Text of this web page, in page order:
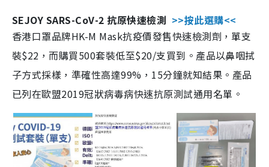
SEJOY SARS-CoV-2 抗原快速檢測 >>按此選購<<
香港口罩品牌HK-M Mask抗疫價發售快速檢測劑，單支
裝$22，而購買500套裝低至$20/支買到。產品以鼻咽拭
子方式採樣，準確性高達99%，15分鐘就知結果。產品
已列在歐盟2019冠狀病毒病快速抗原測試通用名單。